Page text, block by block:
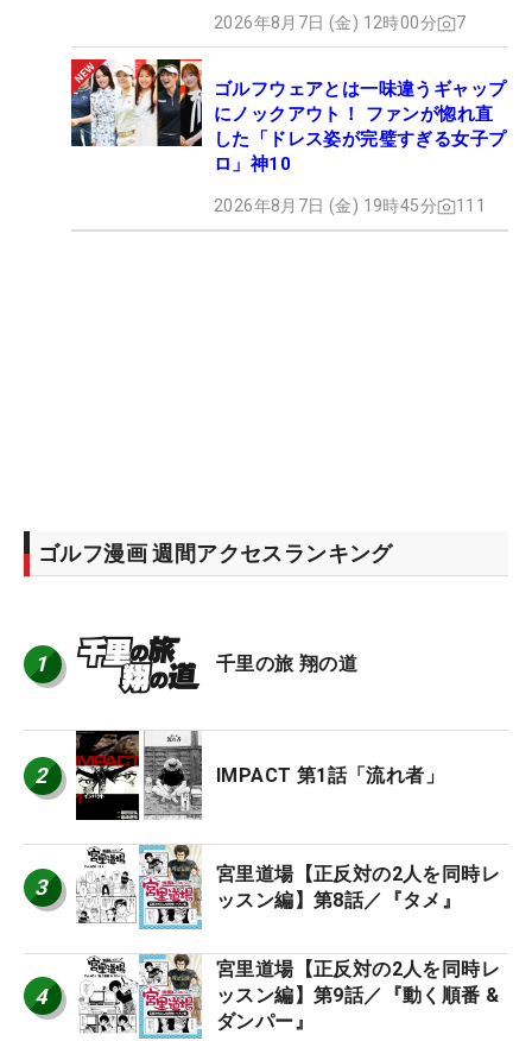
2026年8月7日 (金) 12時00分 7
ゴルフウェアとは一味違うギャップ
にノックアウト！ ファンが惚れ直
した「ドレス姿が完璧すぎる女子プ
ロ」神10
2026年8月7日 (金) 19時45分 111
ゴルフ漫画 週間アクセスランキング
1 千里の旅 翔の道
2 IMPACT 第1話「流れ者」
3
宮里道場【正反対の2人を同時レ
ッスン編】第8話／『タメ』
4
宮里道場【正反対の2人を同時レ
ッスン編】第9話／『動く順番 &
ダンパー』